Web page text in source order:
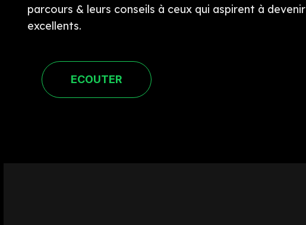
parcours & leurs conseils à ceux qui aspirent à devenir
excellents.
ECOUTER